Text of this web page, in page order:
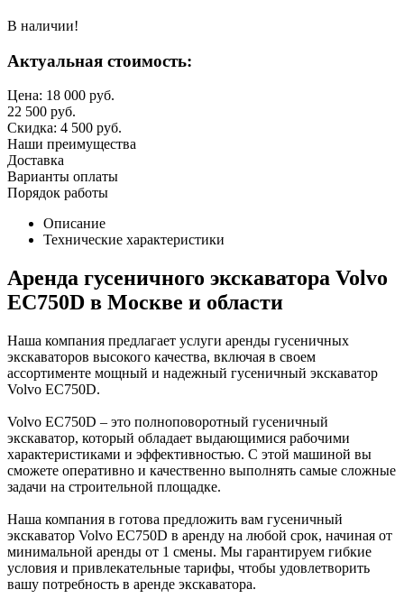
В наличии!
Актуальная стоимость:
Цена: 18 000 руб.
22 500 руб.
Скидка: 4 500 руб.
Наши преимущества
Доставка
Варианты оплаты
Порядок работы
Описание
Технические характеристики
Аренда гусеничного экскаватора Volvo
EC750D в Москве и области
Наша компания предлагает услуги аренды гусеничных
экскаваторов высокого качества, включая в своем
ассортименте мощный и надежный гусеничный экскаватор
Volvo EC750D.
Volvo EC750D – это полноповоротный гусеничный
экскаватор, который обладает выдающимися рабочими
характеристиками и эффективностью. С этой машиной вы
сможете оперативно и качественно выполнять самые сложные
задачи на строительной площадке.
Наша компания в готова предложить вам гусеничный
экскаватор Volvo EC750D в аренду на любой срок, начиная от
минимальной аренды от 1 смены. Мы гарантируем гибкие
условия и привлекательные тарифы, чтобы удовлетворить
вашу потребность в аренде экскаватора.